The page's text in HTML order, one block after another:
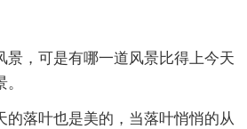
景，可是有哪一道风景比得上今天
的落叶也是美的，当落叶悄悄的从